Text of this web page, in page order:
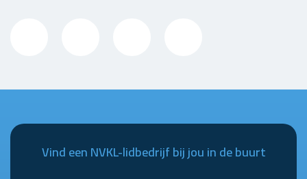
Vind een NVKL-lidbedrijf bij jou in de buurt